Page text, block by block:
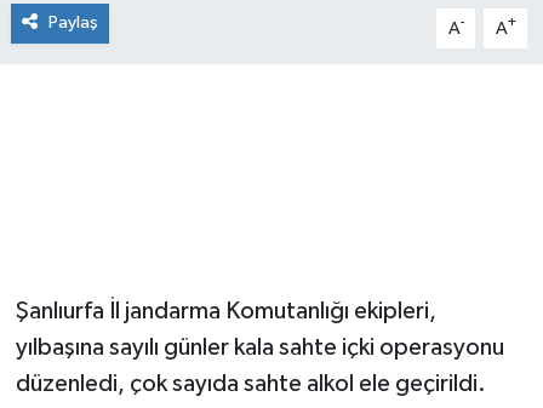
Paylaş A- A+
Şanlıurfa İl jandarma Komutanlığı ekipleri,
yılbaşına sayılı günler kala sahte içki operasyonu
düzenledi, çok sayıda sahte alkol ele geçirildi.